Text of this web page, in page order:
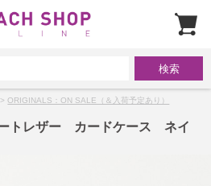
>ORIGINALS：ON SALE（＆入荷予定あり）
トレザー カードケース ネイ